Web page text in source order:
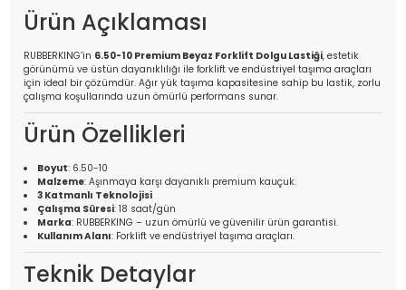
Ürün Açıklaması
RUBBERKING’in 6.50-10 Premium Beyaz Forklift Dolgu Lastiği, estetik
görünümü ve üstün dayanıklılığı ile forklift ve endüstriyel taşıma araçları
için ideal bir çözümdür. Ağır yük taşıma kapasitesine sahip bu lastik, zorlu
çalışma koşullarında uzun ömürlü performans sunar.
Ürün Özellikleri
Boyut: 6.50-10
Malzeme: Aşınmaya karşı dayanıklı premium kauçuk.
3 Katmanlı Teknolojisi
Çalışma Süresi: 18 saat/gün
Marka: RUBBERKING – uzun ömürlü ve güvenilir ürün garantisi.
Kullanım Alanı: Forklift ve endüstriyel taşıma araçları.
Teknik Detaylar